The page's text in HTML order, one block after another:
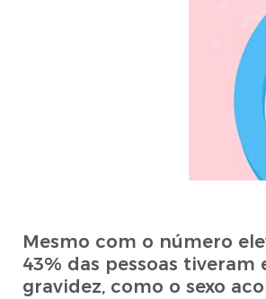
Mesmo com o número
43% das pessoas tiveram
gravidez, como o sexo